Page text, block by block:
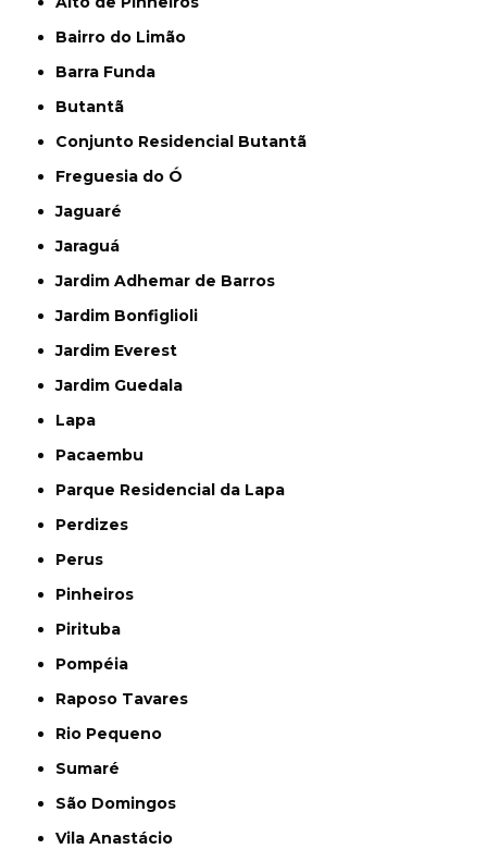
Bairro do Limão
Barra Funda
Butantã
Conjunto Residencial Butantã
Freguesia do Ó
Jaguaré
Jaraguá
Jardim Adhemar de Barros
Jardim Bonfiglioli
Jardim Everest
Jardim Guedala
Lapa
Pacaembu
Parque Residencial da Lapa
Perdizes
Perus
Pinheiros
Pirituba
Pompéia
Raposo Tavares
Rio Pequeno
Sumaré
São Domingos
Vila Anastácio